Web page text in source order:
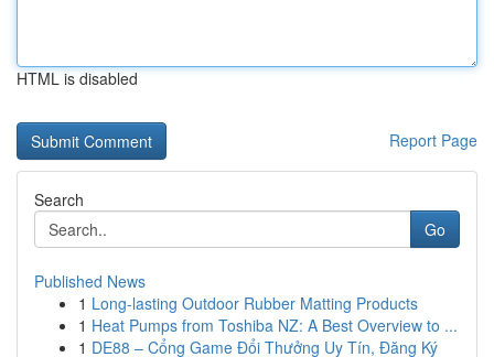
HTML is disabled
Report Page
Search
Go
Published News
1 Long-lasting Outdoor Rubber Matting Products
1 Heat Pumps from Toshiba NZ: A Best Overview to ...
1 DE88 – Cổng Game Đổi Thưởng Uy Tín, Đăng Ký